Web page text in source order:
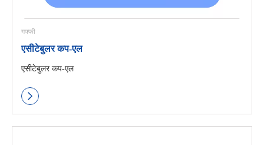
गफ्फी
एसीटेबुलर कप-एल
एसीटेबुलर कप-एल